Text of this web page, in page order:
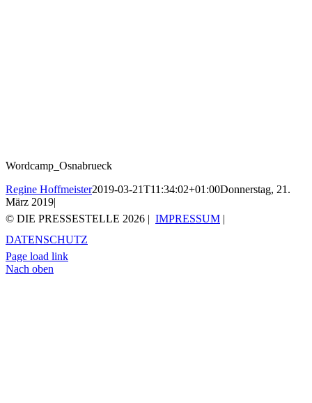
Wordcamp_Osnabrueck
Regine Hoffmeister2019-03-21T11:34:02+01:00Donnerstag, 21.
März 2019|
© DIE PRESSESTELLE 2026 | IMPRESSUM |
DATENSCHUTZ
Page load link
Nach oben